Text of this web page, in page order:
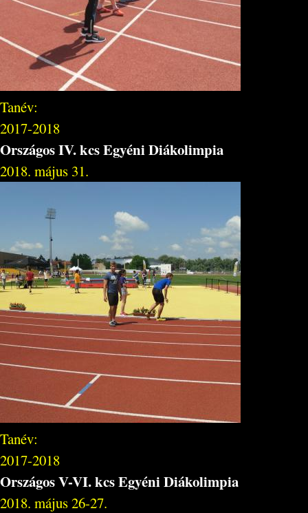
Tanév:
2017-2018
Országos IV. kcs Egyéni Diákolimpia
2018. május 31.
Tanév:
2017-2018
Országos V-VI. kcs Egyéni Diákolimpia
2018. május 26-27.